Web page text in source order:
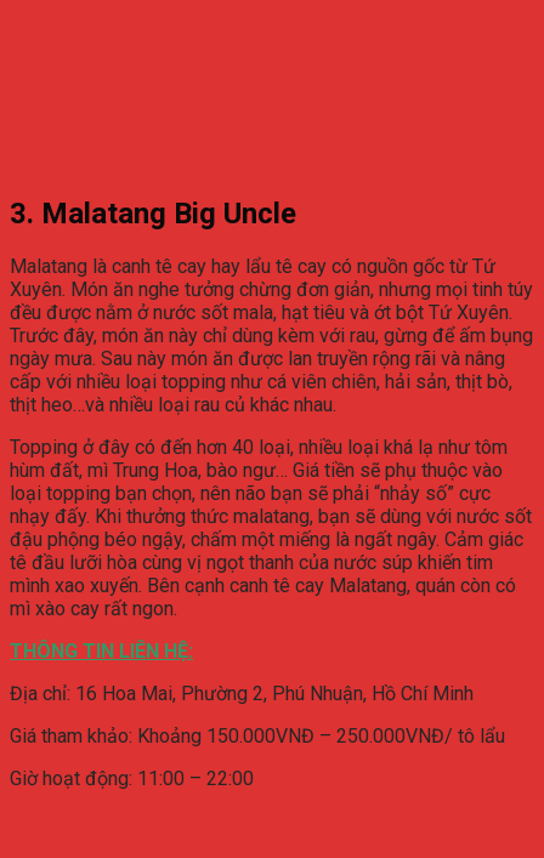
3. Malatang Big Uncle
Malatang là canh tê cay hay lẩu tê cay có nguồn gốc từ Tứ
Xuyên. Món ăn nghe tưởng chừng đơn giản, nhưng mọi tinh túy
đều được nằm ở nước sốt mala, hạt tiêu và ớt bột Tứ Xuyên.
Trước đây, món ăn này chỉ dùng kèm với rau, gừng để ấm bụng
ngày mưa. Sau này món ăn được lan truyền rộng rãi và nâng
cấp với nhiều loại topping như cá viên chiên, hải sản, thịt bò,
thịt heo…và nhiều loại rau củ khác nhau.
Topping ở đây có đến hơn 40 loại, nhiều loại khá lạ như tôm
hùm đất, mì Trung Hoa, bào ngư… Giá tiền sẽ phụ thuộc vào
loại topping bạn chọn, nên não bạn sẽ phải “nhảy số” cực
nhạy đấy. Khi thưởng thức malatang, bạn sẽ dùng với nước sốt
đậu phộng béo ngậy, chấm một miếng là ngất ngây. Cảm giác
tê đầu lưỡi hòa cùng vị ngọt thanh của nước súp khiến tim
mình xao xuyến. Bên cạnh canh tê cay Malatang, quán còn có
mì xào cay rất ngon.
THÔNG TIN LIÊN HỆ:
Địa chỉ: 16 Hoa Mai, Phường 2, Phú Nhuận, Hồ Chí Minh
Giá tham khảo: Khoảng 150.000VNĐ – 250.000VNĐ/ tô lẩu
Giờ hoạt động: 11:00 – 22:00